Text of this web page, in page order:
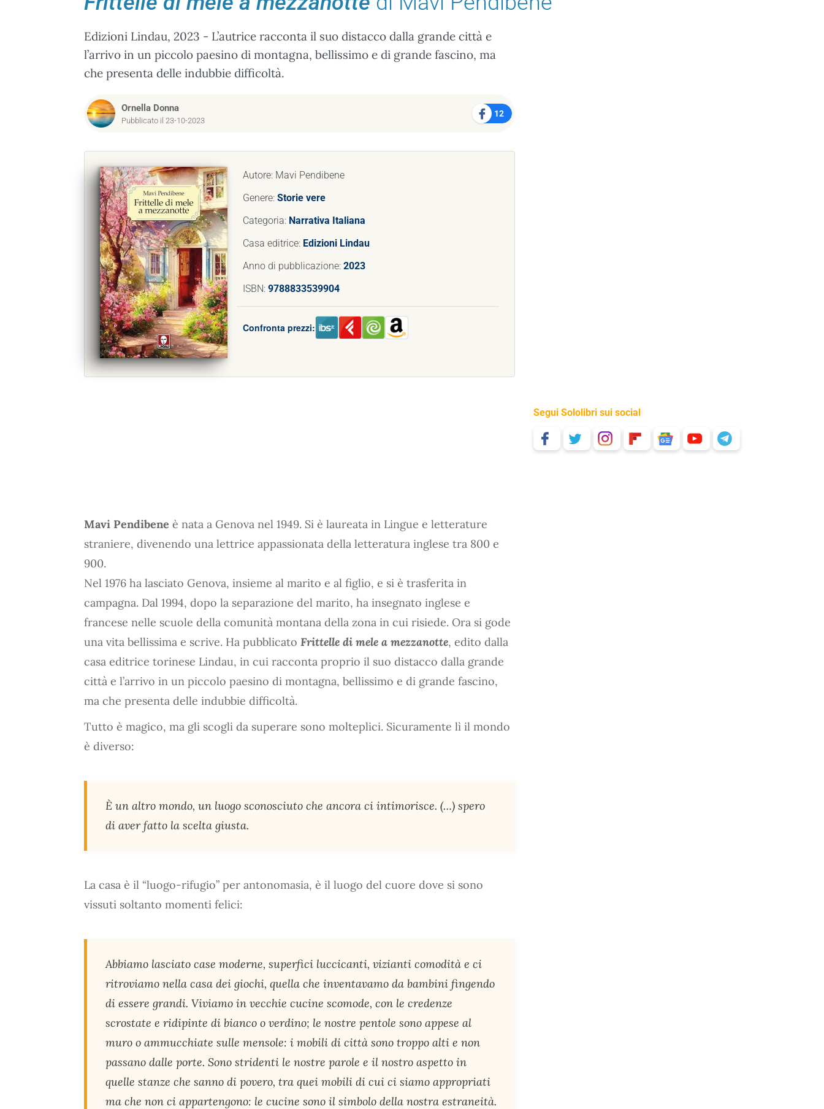
Edizioni Lindau, 2023 - L’autrice racconta il suo distacco dalla grande città e
l’arrivo in un piccolo paesino di montagna, bellissimo e di grande fascino, ma
che presenta delle indubbie difficoltà.
Ornella Donna
Pubblicato il 23-10-2023
12
Autore: Mavi Pendibene
Genere: Storie vere
Categoria: Narrativa Italiana
Casa editrice: Edizioni Lindau
Anno di pubblicazione: 2023
ISBN: 9788833539904
Confronta prezzi:
Mavi Pendibene è nata a Genova nel 1949. Si è laureata in Lingue e letterature
straniere, divenendo una lettrice appassionata della letteratura inglese tra 800 e
900.
Nel 1976 ha lasciato Genova, insieme al marito e al figlio, e si è trasferita in
campagna. Dal 1994, dopo la separazione del marito, ha insegnato inglese e
francese nelle scuole della comunità montana della zona in cui risiede. Ora si gode
una vita bellissima e scrive. Ha pubblicato Frittelle di mele a mezzanotte, edito dalla
casa editrice torinese Lindau, in cui racconta proprio il suo distacco dalla grande
città e l’arrivo in un piccolo paesino di montagna, bellissimo e di grande fascino,
ma che presenta delle indubbie difficoltà.
Tutto è magico, ma gli scogli da superare sono molteplici. Sicuramente lì il mondo
è diverso:
È un altro mondo, un luogo sconosciuto che ancora ci intimorisce. (…) spero
di aver fatto la scelta giusta.
La casa è il “luogo-rifugio” per antonomasia, è il luogo del cuore dove si sono
vissuti soltanto momenti felici:
Abbiamo lasciato case moderne, superfici luccicanti, vizianti comodità e ci
ritroviamo nella casa dei giochi, quella che inventavamo da bambini fingendo
di essere grandi. Viviamo in vecchie cucine scomode, con le credenze
scrostate e ridipinte di bianco o verdino; le nostre pentole sono appese al
muro o ammucchiate sulle mensole: i mobili di città sono troppo alti e non
passano dalle porte. Sono stridenti le nostre parole e il nostro aspetto in
quelle stanze che sanno di povero, tra quei mobili di cui ci siamo appropriati
ma che non ci appartengono: le cucine sono il simbolo della nostra estraneità.
Segui Sololibri sui social